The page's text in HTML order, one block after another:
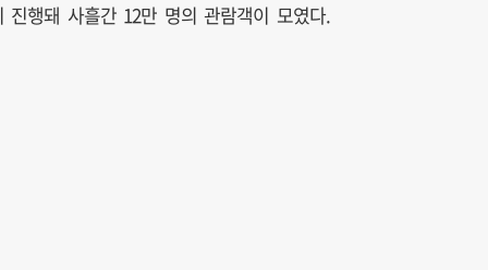
진행돼 사흘간 12만 명의 관람객이 모였다.